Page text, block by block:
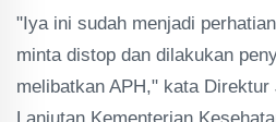
"Iya ini sudah menjadi
minta distop dan dilakukan
melibatkan APH," kata Direktur